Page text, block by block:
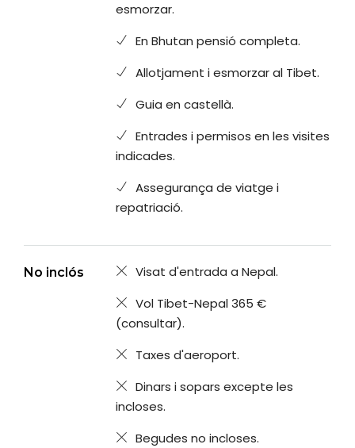
esmorzar.
En Bhutan pensió completa.
Allotjament i esmorzar al Tibet.
Guia en castellà.
Entrades i permisos en les visites
indicades.
Assegurança de viatge i
repatriació.
No inclós
Visat d'entrada a Nepal.
Vol Tibet-Nepal 365 €
(consultar).
Taxes d'aeroport.
Dinars i sopars excepte les
incloses.
Begudes no incloses.